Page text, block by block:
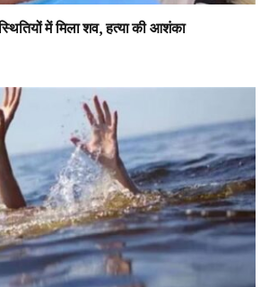
में मिला शव, हत्या की आशंका